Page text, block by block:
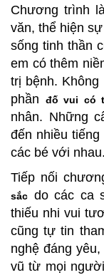
Chương trình
văn, thể hiện
sống tinh thần
em có thêm
trị bệnh.
phần
đố vui có
nhân. Những
đến nhiều
các bé với nhau.
Tiếp nối
sắc do các ca
thiếu nhi vui
cũng tự tin
nghệ đáng
vũ từ mọi